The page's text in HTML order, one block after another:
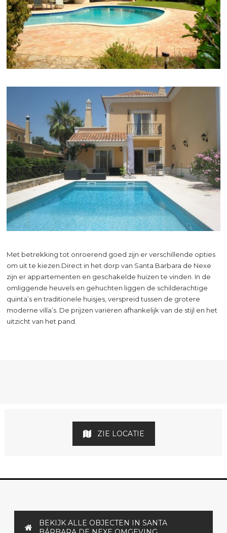
Met betrekking tot onroerend goed zijn er verschillende opties
om uit te kiezen.Direct in het dorp van Santa Barbara de Nexe
zijn er appartementen en geschakelde huizen te vinden. In de
omliggende heuvels en gehuchten liggen de schilderachtige
quinta’s en traditionele huisjes, verspreid tussen de grotere
moderne villa’s. De prijzen variëren afhankelijk van de stijl en het
uitzicht van het pand.
ZIE LOCATIE
BEKIJK ALLE OBJECTEN IN SANTA